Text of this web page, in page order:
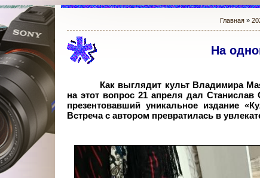
Главная»
На
Как выглядит культ Владимира
на этот вопрос 21 апреля дал
презентовавший уникальное издание
Встреча с автором превратилась в